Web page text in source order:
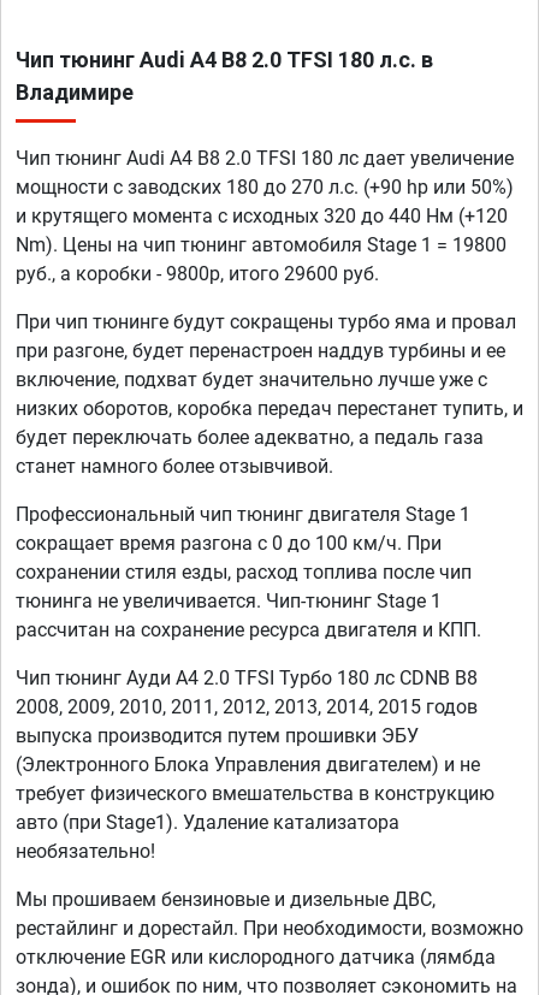
Чип тюнинг Audi A4 B8 2.0 TFSI 180 л.с. в
Владимире
Чип тюнинг Audi A4 B8 2.0 TFSI 180 лс дает увеличение
мощности с заводских 180 до 270 л.с. (+90 hp или 50%)
и крутящего момента с исходных 320 до 440 Нм (+120
Nm). Цены на чип тюнинг автомобиля Stage 1 = 19800
руб., а коробки - 9800р, итого 29600 руб.
При чип тюнинге будут сокращены турбо яма и провал
при разгоне, будет перенастроен наддув турбины и ее
включение, подхват будет значительно лучше уже с
низких оборотов, коробка передач перестанет тупить, и
будет переключать более адекватно, а педаль газа
станет намного более отзывчивой.
Профессиональный чип тюнинг двигателя Stage 1
сокращает время разгона с 0 до 100 км/ч. При
сохранении стиля езды, расход топлива после чип
тюнинга не увеличивается. Чип-тюнинг Stage 1
рассчитан на сохранение ресурса двигателя и КПП.
Чип тюнинг Ауди А4 2.0 TFSI Турбо 180 лс CDNB B8
2008, 2009, 2010, 2011, 2012, 2013, 2014, 2015 годов
выпуска производится путем прошивки ЭБУ
(Электронного Блока Управления двигателем) и не
требует физического вмешательства в конструкцию
авто (при Stage1). Удаление катализатора
необязательно!
Мы прошиваем бензиновые и дизельные ДВС,
рестайлинг и дорестайл. При необходимости, возможно
отключение EGR или кислородного датчика (лямбда
зонда), и ошибок по ним, что позволяет сэкономить на